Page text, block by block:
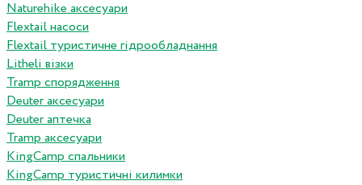
Naturehike аксесуари
Flextail насоси
Flextail туристичне гідрообладнання
Litheli візки
Tramp спорядження
Deuter аксесуари
Deuter аптечка
Tramp аксесуари
KingCamp спальники
KingCamp туристичні килимки